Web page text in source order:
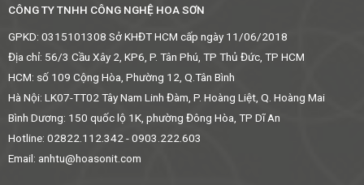
CÔNG TY TNHH CÔNG NGHỆ HOA SƠN
GPKD: 0315101308 Sở KHĐT HCM cấp ngày 11/06/2018
Địa chỉ: 56/3 Cầu Xây 2, KP6, P. Tân Phú, TP Thủ Đức, TP HCM
HCM: số 109 Cộng Hòa, Phường 12, Q.Tân Bình
Hà Nội: LK07-TT02 Tây Nam Linh Đàm, P. Hoàng Liệt, Q. Hoàng Mai
Bình Dương: 150 quốc lộ 1K, phường Đông Hòa, TP Dĩ An
Hotline: 02822.112.342 - 0903.222.603
Email: anhtu@hoasonit.com